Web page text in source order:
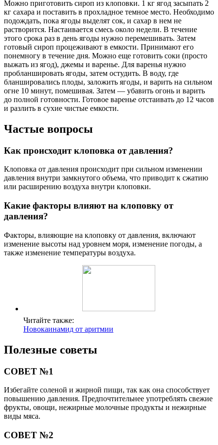
Можно приготовить сироп из клоповки. 1 кг ягод засыпать 2
кг сахара и поставить в прохладное темное место. Необходимо
подождать, пока ягоды выделят сок, и сахар в нем не
растворится. Настаивается смесь около недели. В течение
этого срока раз в день ягоды нужно перемешивать. Затем
готовый сироп процеживают в емкости. Принимают его
понемногу в течение дня. Можно еще готовить соки (просто
выжать из ягод), джемы и варенье. Для варенья нужно
пробланшировать ягоды, затем остудить. В воду, где
бланшировались плоды, заложить ягоды, и варить на сильном
огне 10 минут, помешивая. Затем — убавить огонь и варить
до полной готовности. Готовое варенье отстаивать до 12 часов
и разлить в сухие чистые емкости.
Частые вопросы
Как происходит клоповка от давления?
Клоповка от давления происходит при сильном изменении
давления внутри замкнутого объема, что приводит к сжатию
или расширению воздуха внутри клоповки.
Какие факторы влияют на клоповку от
давления?
Факторы, влияющие на клоповку от давления, включают
изменение высоты над уровнем моря, изменение погоды, а
также изменение температуры воздуха.
Читайте также:
Новокаинамид от аритмии
Полезные советы
СОВЕТ №1
Избегайте соленой и жирной пищи, так как она способствует
повышению давления. Предпочтительнее употреблять свежие
фрукты, овощи, нежирные молочные продукты и нежирные
виды мяса.
СОВЕТ №2